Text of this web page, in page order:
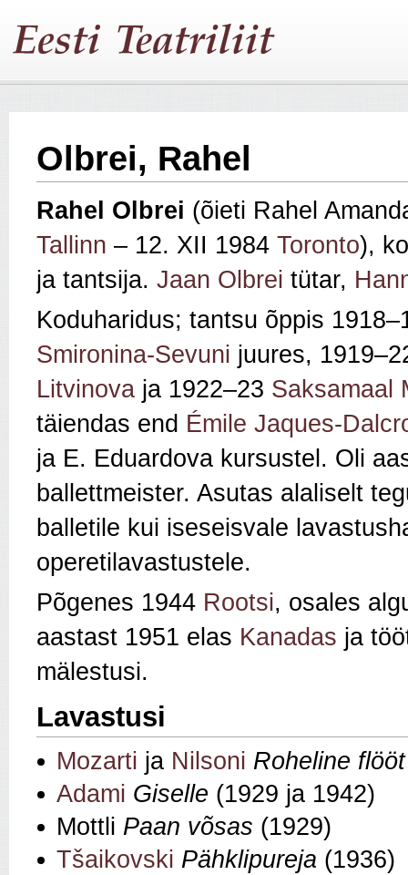
Olbrei, Rahel
Rahel Olbrei (õieti Rahel
Tallinn – 12. XII 1984 Toronto),
ja tantsija. Jaan Olbrei tütar,
Koduharidus; tantsu õppis
Smironina‑Sevuni juures,
Litvinova ja 1922–23 Saksamaal
täiendas end Émile Jaques-
ja E. Eduardova kursustel. Oli
ballettmeister. Asutas alaliselt
balletile kui iseseisvale
operetilavastustele.
Põgenes 1944 Rootsi, osales
aastast 1951 elas Kanadas ja
mälestusi.
Lavastusi
Mozarti ja Nilsoni Roheline flööt
Adami Giselle (1929 ja 1942)
Mottli Paan võsas (1929)
Tšaikovski Pähklipureja (1936)